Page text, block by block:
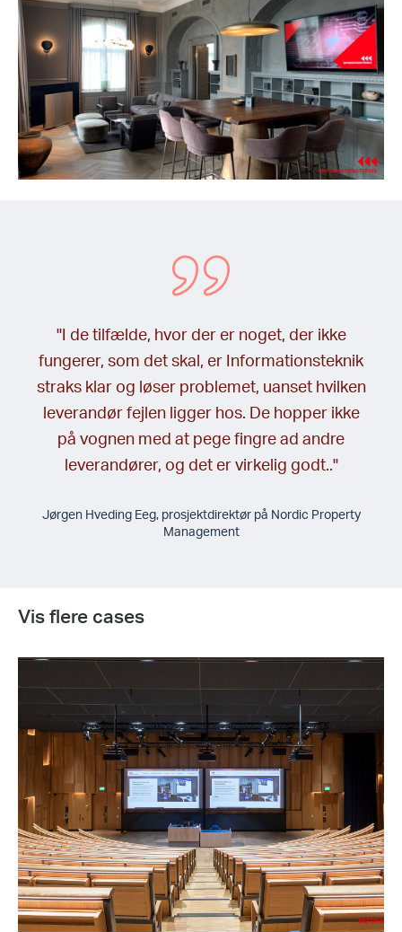
"I de tilfælde, hvor der er noget, der ikke
fungerer, som det skal, er Informationsteknik
straks klar og løser problemet, uanset hvilken
leverandør fejlen ligger hos. De hopper ikke
på vognen med at pege fingre ad andre
leverandører, og det er virkelig godt.."
Jørgen Hveding Eeg, prosjektdirektør på Nordic Property
Management
Vis flere cases